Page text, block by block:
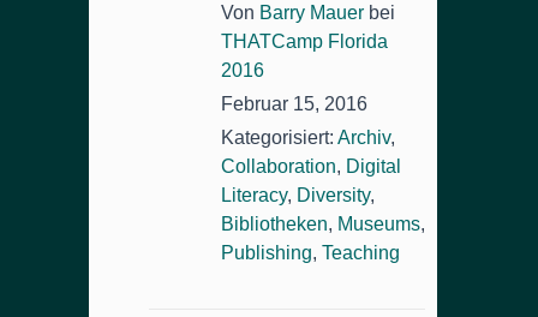
Von Barry Mauer bei
THATCamp Florida
2016
Februar 15, 2016
Kategorisiert: Archiv,
Collaboration, Digital
Literacy, Diversity,
Bibliotheken, Museums,
Publishing, Teaching